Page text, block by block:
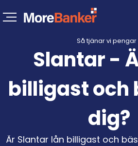
Så tjänar vi pengar
Slantar -
billigast och
dig?
Är Slantar lån billigast och